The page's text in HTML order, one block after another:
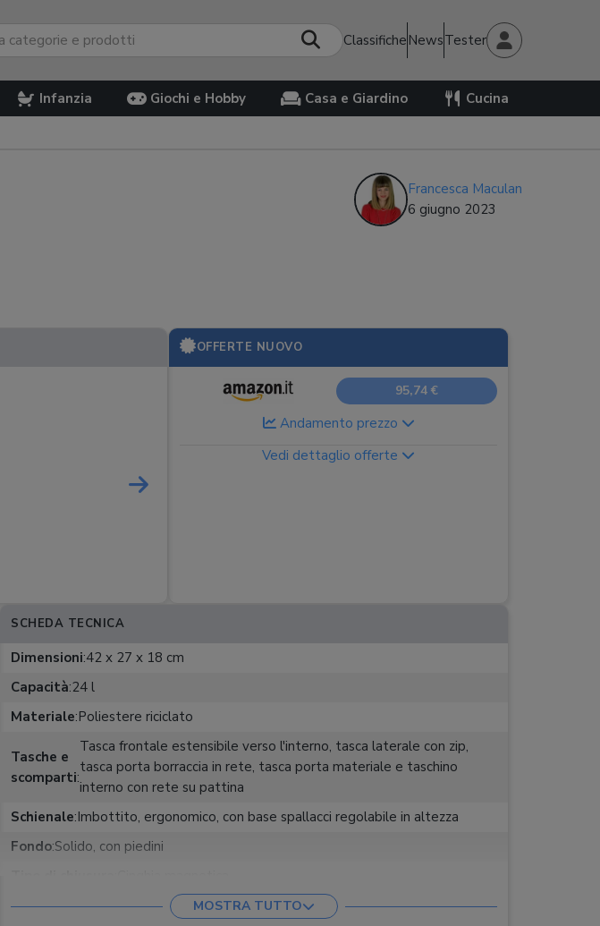
Classifiche NewsTester
Infanzia Giochi e Hobby Casa e Giardino Cucina
Francesca Maculan
6 giugno 2023
OFFERTE NUOVO
95,74 €
Andamento prezzo
Vedi dettaglio offerte
SCHEDA TECNICA
Dimensioni:42 x 27 x 18 cm
Capacità:24 l
Materiale:Poliestere riciclato
Tasche e
scomparti:
Tasca frontale estensibile verso l'interno, tasca laterale con zip,
tasca porta borraccia in rete, tasca porta materiale e taschino
interno con rete su pattina
Schienale:Imbottito, ergonomico, con base spallacci regolabile in altezza
Fondo:Solido, con piedini
Estensibile:
MOSTRA TUTTO